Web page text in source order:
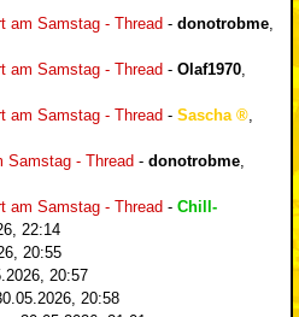
am Samstag - Thread - donotrobme
am Samstag - Thread - Olaf1970
am Samstag - Thread - Sascha
Samstag - Thread - donotrobme
am Samstag - Thread - Chill-
22:14
20:55
20:57
20:58